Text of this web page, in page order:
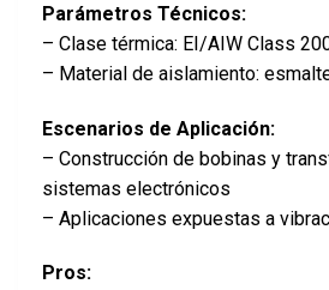
Parámetros Técnicos:
– Clase térmica: EI/AIW Class
– Material de aislamiento:
Escenarios de Aplicación:
– Construcción de bobinas y
sistemas electrónicos
– Aplicaciones expuestas a
Pros: